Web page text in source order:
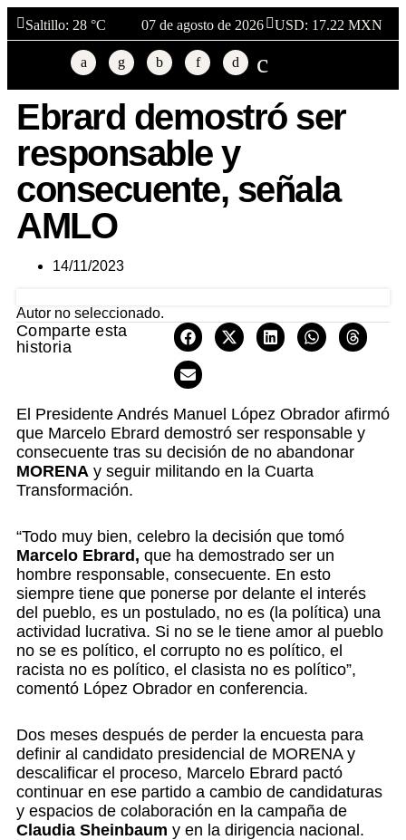
Saltillo: 28 °C 07 de agosto de 2026 USD: 17.22 MXN
Ebrard demostró ser
responsable y
consecuente, señala
AMLO
14/11/2023
Autor no seleccionado.
Comparte esta
historia
El Presidente Andrés Manuel López Obrador afirmó
que Marcelo Ebrard demostró ser responsable y
consecuente tras su decisión de no abandonar
MORENA y seguir militando en la Cuarta
Transformación.
“Todo muy bien, celebro la decisión que tomó
Marcelo Ebrard, que ha demostrado ser un
hombre responsable, consecuente. En esto
siempre tiene que ponerse por delante el interés
del pueblo, es un postulado, no es (la política) una
actividad lucrativa. Si no se le tiene amor al pueblo
no se es político, el corrupto no es político, el
racista no es político, el clasista no es político”,
comentó López Obrador en conferencia.
Dos meses después de perder la encuesta para
definir al candidato presidencial de MORENA y
descalificar el proceso, Marcelo Ebrard pactó
continuar en ese partido a cambio de candidaturas
y espacios de colaboración en la campaña de
Claudia Sheinbaum y en la dirigencia nacional.